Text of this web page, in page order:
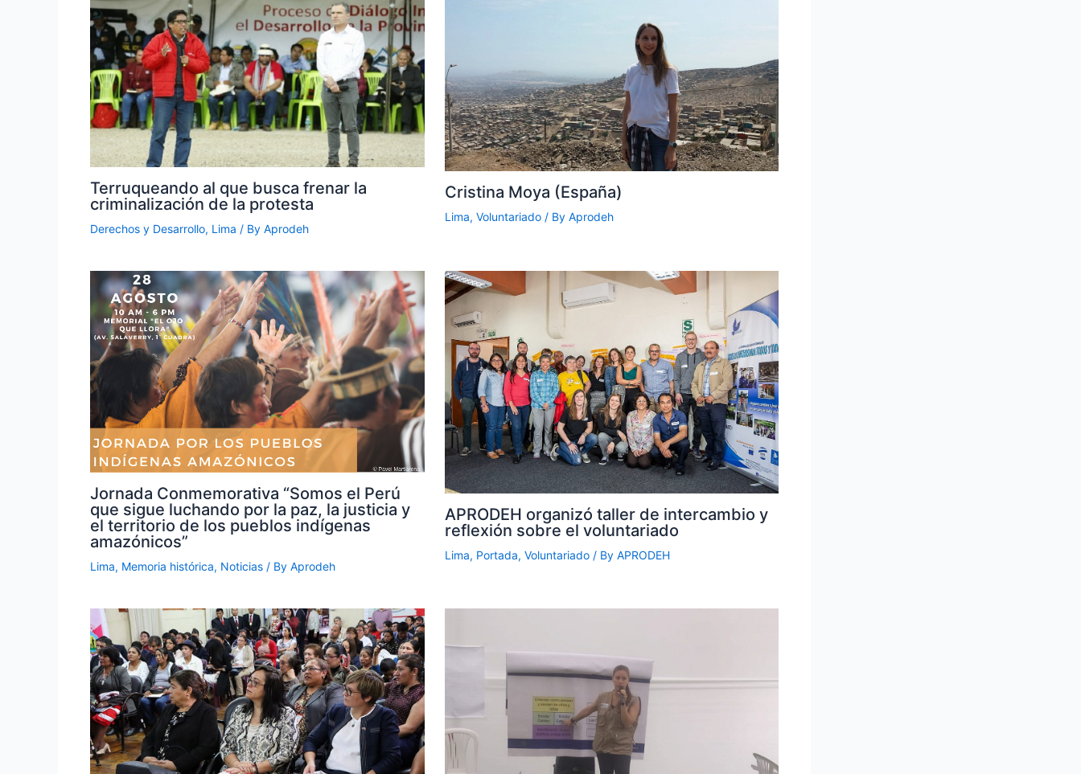
Terruqueando al que busca frenar la
criminalización de la protesta
Derechos y Desarrollo, Lima / By Aprodeh
Cristina Moya (España)
Lima, Voluntariado/ By Aprodeh
Jornada Conmemorativa “Somos el Perú
que sigue luchando por la paz, la justicia y
el territorio de los pueblos indígenas
amazónicos”
Lima, Memoria histórica, Noticias / By Aprodeh
APRODEH organizó taller de intercambio y
reflexión sobre el voluntariado
Lima, Portada, Voluntariado/ By APRODEH